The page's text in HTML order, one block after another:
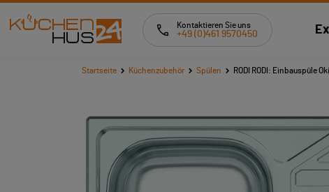
Kontaktieren Sie uns
+49 (0)461 9570450
Startseite Küchenzubehör Spülen RODI RODI: Einbauspüle